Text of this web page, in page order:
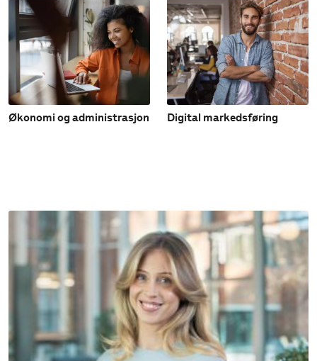
Økonomi og administrasjon Digital markedsføring